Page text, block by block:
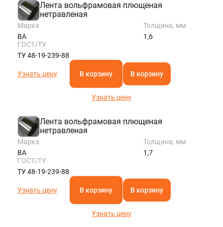
Лента вольфрамовая плющеная
нетравленая
Марка
ВА
Толщина, мм
1,6
ГОСТ/ТУ
ТУ 48-19-239-88
Узнать цену В корзину В корзину
Узнать цену
Лента вольфрамовая плющеная
нетравленая
Марка
ВА
Толщина, мм
1,7
ГОСТ/ТУ
ТУ 48-19-239-88
Узнать цену В корзину В корзину
Узнать цену